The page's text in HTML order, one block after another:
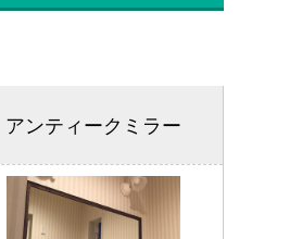
アンティークミラー